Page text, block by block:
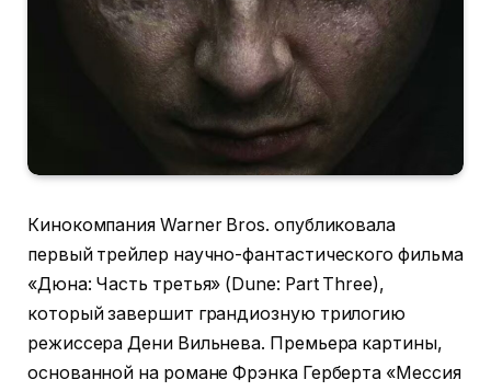
Кинокомпания Warner Bros. опубликовала
первый трейлер научно-фантастического фильма
«Дюна: Часть третья» (Dune: Part Three),
который завершит грандиозную трилогию
режиссера Дени Вильнева. Премьера картины,
основанной на романе Фрэнка Герберта «Мессия